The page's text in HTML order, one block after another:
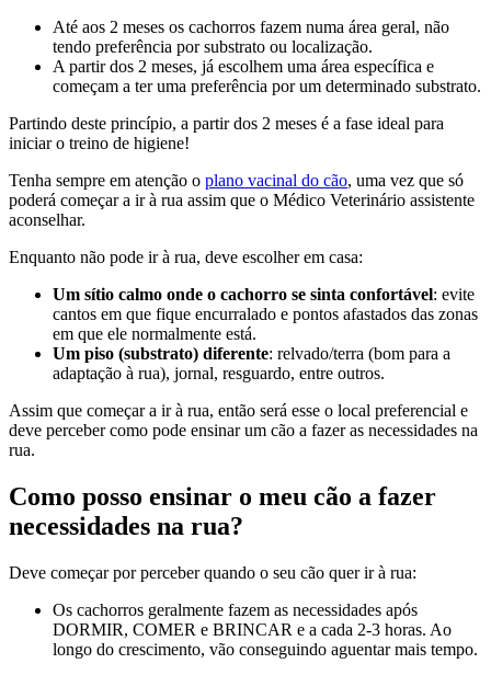
Até aos 2 meses os cachorros fazem numa área geral, não
tendo preferência por substrato ou localização.
A partir dos 2 meses, já escolhem uma área específica e
começam a ter uma preferência por um determinado substrato.
Partindo deste princípio, a partir dos 2 meses é a fase ideal para
iniciar o treino de higiene!
Tenha sempre em atenção o plano vacinal do cão, uma vez que só
poderá começar a ir à rua assim que o Médico Veterinário assistente
aconselhar.
Enquanto não pode ir à rua, deve escolher em casa:
Um sítio calmo onde o cachorro se sinta confortável: evite
cantos em que fique encurralado e pontos afastados das zonas
em que ele normalmente está.
Um piso (substrato) diferente: relvado/terra (bom para a
adaptação à rua), jornal, resguardo, entre outros.
Assim que começar a ir à rua, então será esse o local preferencial e
deve perceber como pode ensinar um cão a fazer as necessidades na
rua.
Como posso ensinar o meu cão a fazer
necessidades na rua?
Deve começar por perceber quando o seu cão quer ir à rua:
Os cachorros geralmente fazem as necessidades após
DORMIR, COMER e BRINCAR e a cada 2-3 horas. Ao
longo do crescimento, vão conseguindo aguentar mais tempo.